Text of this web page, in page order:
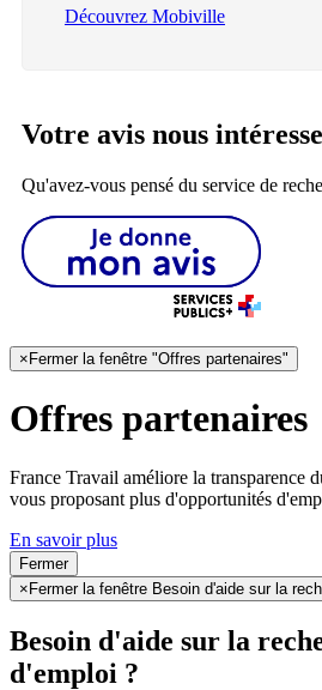
Découvrez Mobiville
Votre avis nous intéresse
Qu'avez-vous pensé du service de
× Fermer la fenêtre "Offres partenaires"
Offres partenaires
France Travail améliore la transparence
vous proposant plus d'opportunités
En savoir plus
Fermer
×Fermer la fenêtre Besoin d'aide sur la
Besoin d'aide sur la
d'emploi ?